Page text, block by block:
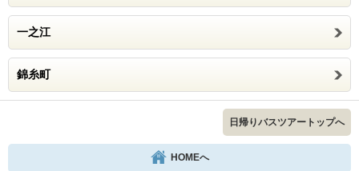
一之江
錦糸町
日帰りバスツアートップへ
HOMEへ